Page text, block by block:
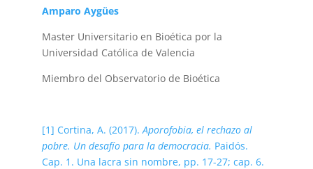
Amparo Aygües
Master Universitario en Bioética por la
Universidad Católica de Valencia
Miembro del Observatorio de Bioética
[1] Cortina, A. (2017). Aporofobia, el rechazo al
pobre. Un desafío para la democracia. Paidós.
Cap. 1. Una lacra sin nombre, pp. 17-27; cap. 6.